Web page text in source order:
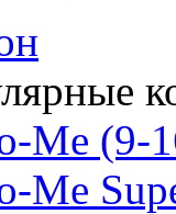
Me (9-
Me